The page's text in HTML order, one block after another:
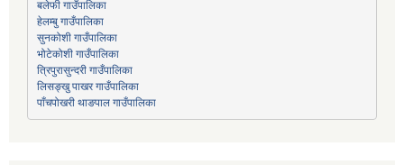
बलेफी गाउँपालिका
हेलम्बु गाउँपालिका
सुनकोशी गाउँपालिका
भोटेकोशी गाउँपालिका
त्रिपुरासुन्दरी गाउँपालिका
लिसङ्खु पाखर गाउँपालिका
पाँचपोखरी थाङपाल गाउँपालिका